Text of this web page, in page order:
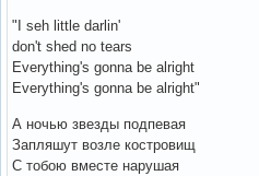
"I seh little darlin'
don't shed no tears
Everything's gonna be alright
Everything's gonna be alright"
А ночью звезды подпевая
Запляшут возле костровищ
С тобою вместе нарушая